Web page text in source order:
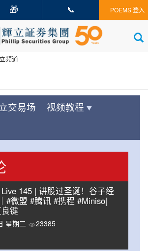
🎁 📞 POEMS 登入
频道
交易场
视频教程
Live 145 | 讲股过圣诞！谷子经
#微盟 #腾讯 #携程 #Miniso|
键
星期二 23385